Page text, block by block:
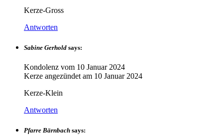
Kerze-Gross
Antworten
Sabine Gerhold says:
Kondolenz vom 10 Januar 2024
Kerze angezündet am 10 Januar 2024
Kerze-Klein
Antworten
Pfarre Bärnbach says: